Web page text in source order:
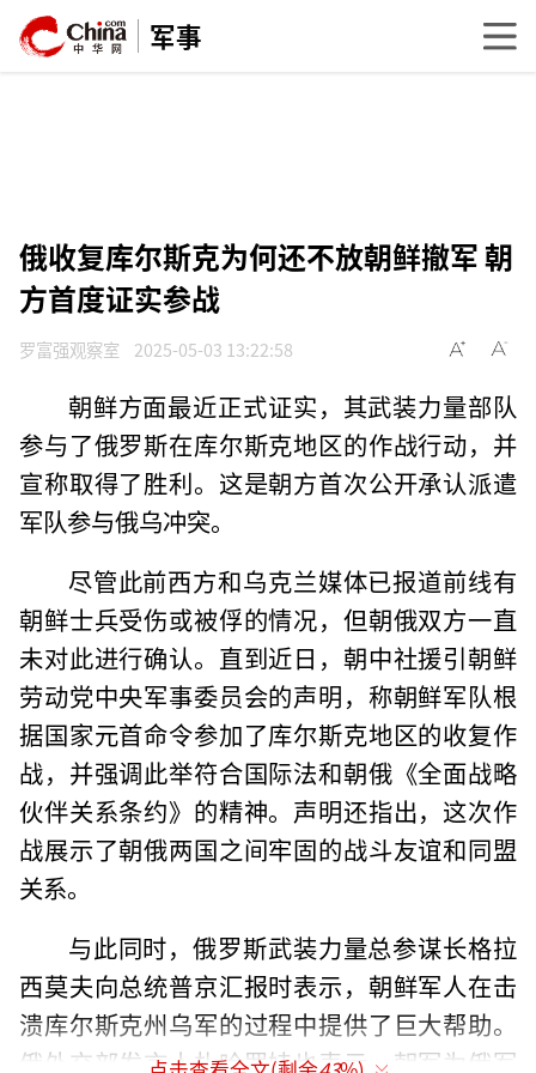
军事
俄收复库尔斯克为何还不放朝鲜撤军 朝
方首度证实参战
罗富强观察室 2025-05-03 13:22:58
朝鲜方面最近正式证实，其武装力量部队
参与了俄罗斯在库尔斯克地区的作战行动，并
宣称取得了胜利。这是朝方首次公开承认派遣
军队参与俄乌冲突。
尽管此前西方和乌克兰媒体已报道前线有
朝鲜士兵受伤或被俘的情况，但朝俄双方一直
未对此进行确认。直到近日，朝中社援引朝鲜
劳动党中央军事委员会的声明，称朝鲜军队根
据国家元首命令参加了库尔斯克地区的收复作
战，并强调此举符合国际法和朝俄《全面战略
伙伴关系条约》的精神。声明还指出，这次作
战展示了朝俄两国之间牢固的战斗友谊和同盟
关系。
与此同时，俄罗斯武装力量总参谋长格拉
西莫夫向总统普京汇报时表示，朝鲜军人在击
溃库尔斯克州乌军的过程中提供了巨大帮助。
俄外交部发言人扎哈罗娃也表示，朝军为俄军